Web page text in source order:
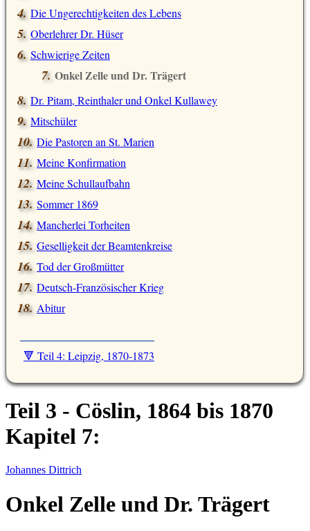
Die Ungerechtigkeiten des Lebens
Oberlehrer Dr. Hüser
Schwierige Zeiten
Onkel Zelle und Dr. Trägert
Dr. Pitam, Reinthaler und Onkel Kullawey
Mitschüler
Die Pastoren an St. Marien
Meine Konfirmation
Meine Schullaufbahn
Sommer 1869
Mancherlei Torheiten
Geselligkeit der Beamtenkreise
Tod der Großmütter
Deutsch-Französischer Krieg
Abitur
🔻 Teil 4: Leipzig, 1870-1873
Teil 3 - Cöslin, 1864 bis 1870
Kapitel 7:
Johannes Dittrich
Onkel Zelle und Dr. Trägert